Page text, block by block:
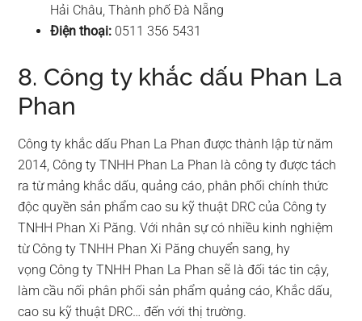
Hải Châu, Thành phố Đà Nẵng
Điện thoại: 0511 356 5431
8. Công ty khắc dấu Phan La
Phan
Công ty khắc dấu Phan La Phan được thành lập từ năm
2014, Công ty TNHH Phan La Phan là công ty được tách
ra từ mảng khắc dấu, quảng cáo, phân phối chính thức
độc quyền sản phẩm cao su kỹ thuật DRC của Công ty
TNHH Phan Xi Păng. Với nhân sự có nhiều kinh nghiệm
từ Công ty TNHH Phan Xi Păng chuyển sang, hy
vọng Công ty TNHH Phan La Phan sẽ là đối tác tin cậy,
làm cầu nối phân phối sản phẩm quảng cáo, Khắc dấu,
cao su kỹ thuật DRC… đến với thị trường.